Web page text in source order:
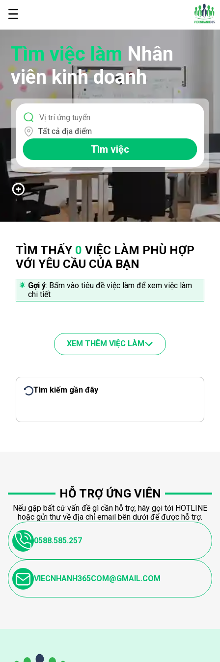
Tìm việc làm Nhân
viên kinh doanh
Tất cả địa điểm
Tìm việc
TÌM THẤY 0 VIỆC LÀM PHÙ HỢP
VỚI YÊU CẦU CỦA BẠN
Gợi ý: Bấm vào tiêu đề việc làm để xem việc làm
chi tiết
XEM THÊM VIỆC LÀM
Tìm kiếm gần đây
HỖ TRỢ ỨNG VIÊN
Nếu gặp bất cứ vấn đề gì cần hỗ trợ, hãy gọi tới HOTLINE
hoặc gửi thư về địa chỉ email bên dưới để được hỗ trợ.
0588.585.257
VIECNHANH365COM@GMAIL.COM